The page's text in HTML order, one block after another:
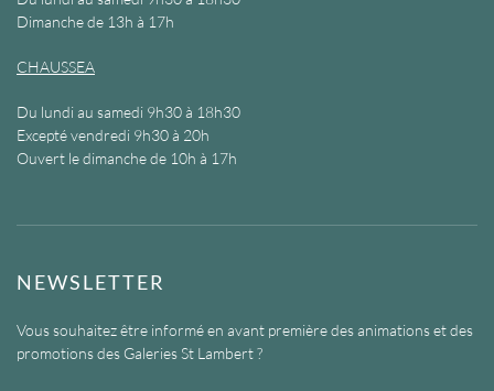
Dimanche de 13h à 17h
CHAUSSEA
Du lundi au samedi 9h30 à 18h30
Excepté vendredi 9h30 à 20h
Ouvert le dimanche de 10h à 17h
NEWSLETTER
Vous souhaitez être informé en avant première des animations et des
promotions des Galeries St Lambert ?